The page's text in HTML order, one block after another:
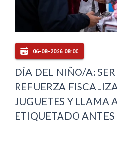
06-08-2026 08:00
DÍA DEL NIÑO/A:
REFUERZA
JUGUETES Y LLAMA
ETIQUETADO